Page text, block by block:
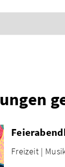
Freizeit |